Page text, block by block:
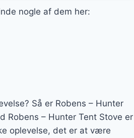
nogle af dem her:
Så er Robens – Hunter
Robens – Hunter Tent Stove er
oplevelse, det er at være